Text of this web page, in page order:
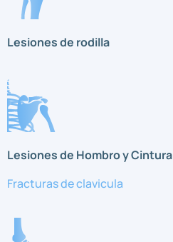
Lesiones de rodilla
Lesiones de Hombro y
Fracturas de clavicula